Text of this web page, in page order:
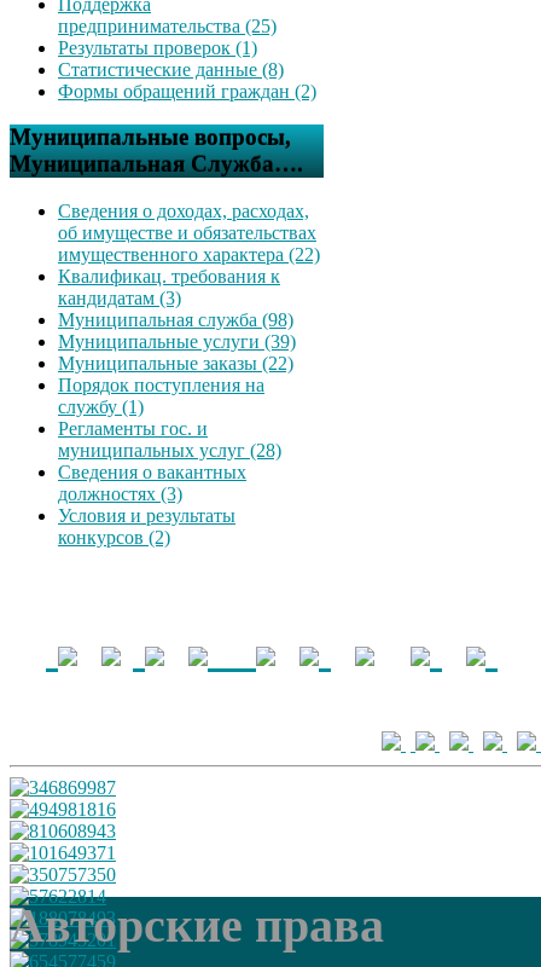
предпринимательства (25)
Результаты проверок (1)
Статистические данные (8)
Формы обращений граждан (2)
Муниципальные вопросы,
Муниципальная Служба….
Сведения о доходах, расходах,
об имуществе и обязательствах
имущественного характера (22)
Квалификац. требования к
кандидатам (3)
Муниципальная служба (98)
Муниципальные услуги (39)
Муниципальные заказы (22)
Порядок поступления на
службу (1)
Регламенты гос. и
муниципальных услуг (28)
Сведения о вакантных
должностях (3)
Условия и результаты
конкурсов (2)
Авторские права